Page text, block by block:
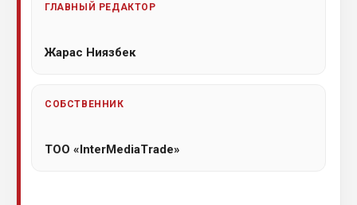
ГЛАВНЫЙ РЕДАКТОР
Жарас Ниязбек
СОБСТВЕННИК
ТОО «InterMediaTrade»